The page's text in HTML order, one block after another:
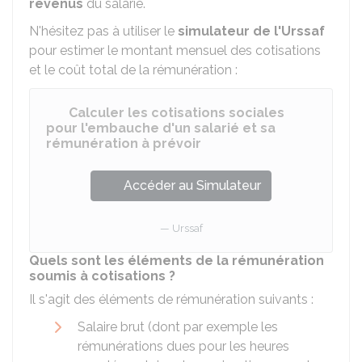
revenus du salarié.
N'hésitez pas à utiliser le simulateur de l'Urssaf
pour estimer le montant mensuel des cotisations
et le coût total de la rémunération :
Calculer les cotisations sociales
pour l'embauche d'un salarié et sa
rémunération à prévoir
Accéder au Simulateur
Urssaf
Quels sont les éléments de la rémunération
soumis à cotisations ?
Il s'agit des éléments de rémunération suivants :
Salaire brut (dont par exemple les
rémunérations dues pour les heures